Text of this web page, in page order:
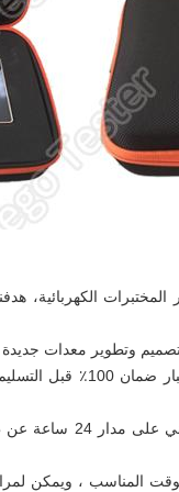
الكهربائية،
3الجودة الممتازة: ضمان
4خدمة ما بعد البيع
المناسب ، ويمكن